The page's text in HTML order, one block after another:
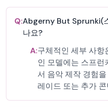
Q:Abgerny But Sprunki(
나요?
A:구체적인 세부 사항
인 모델에는 스프
서 음악 제작 경험
레이드 또는 추가